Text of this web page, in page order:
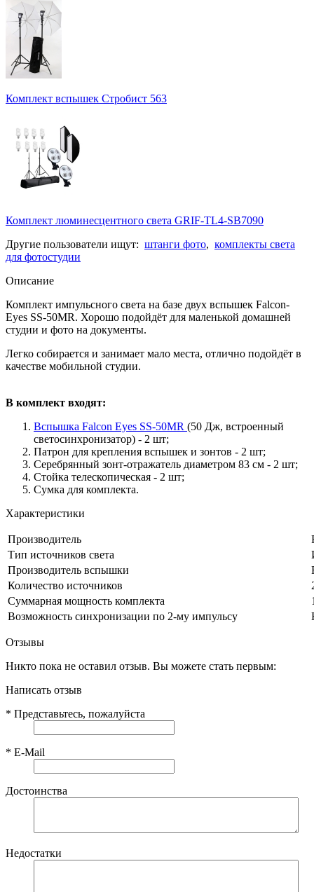
Комплект вспышек Стробист 563
Комплект люминесцентного света GRIF-TL4-SB7090
Другие пользователи ищут: штанги фото, комплекты света
для фотостудии
Описание
Комплект импульсного света на базе двух вспышек Falcon-
Eyes SS-50MR. Хорошо подойдёт для маленькой домашней
студии и фото на документы.
Легко собирается и занимает мало места, отлично подойдёт в
качестве мобильной студии.
В комплект входят:
Вспышка Falcon Eyes SS-50MR (50 Дж, встроенный
светосинхронизатор) - 2 шт;
Патрон для крепления вспышек и зонтов - 2 шт;
Серебрянный зонт-отражатель диаметром 83 см - 2 шт;
Стойка телескопическая - 2 шт;
Сумка для комплекта.
Характеристики
Производитель
Тип источников света
Производитель вспышки
Количество источников
Суммарная мощность комплекта
Возможность синхронизации по 2-му импульсу
Отзывы
Никто пока не оставил отзыв. Вы можете стать первым:
Написать отзыв
* Представьтесь, пожалуйста
* E-Mail
Достоинства
Недостатки